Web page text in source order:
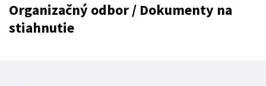
Organizačný odbor / Dokumenty na
stiahnutie